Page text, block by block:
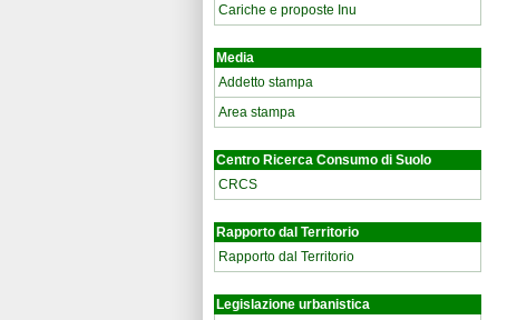
Cariche e proposte Inu
Media
Addetto stampa
Area stampa
Centro Ricerca Consumo di Suolo
CRCS
Rapporto dal Territorio
Rapporto dal Territorio
Legislazione urbanistica